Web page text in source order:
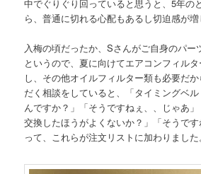
中でぐりぐり回っていると思うと、5年の
ら、普通に切れる心配もあるし切迫感が増
入梅の頃だったか、Sさんがご自身のパー
というので、夏に向けてエアコンフィル
し、その他オイルフィルター類も必要だ
だく相談をしていると、「タイミングベ
んですか？」「そうですねぇ、、じゃあ
交換したほうがよくないか？」「そうで
って、これらが注文リストに加わりました。